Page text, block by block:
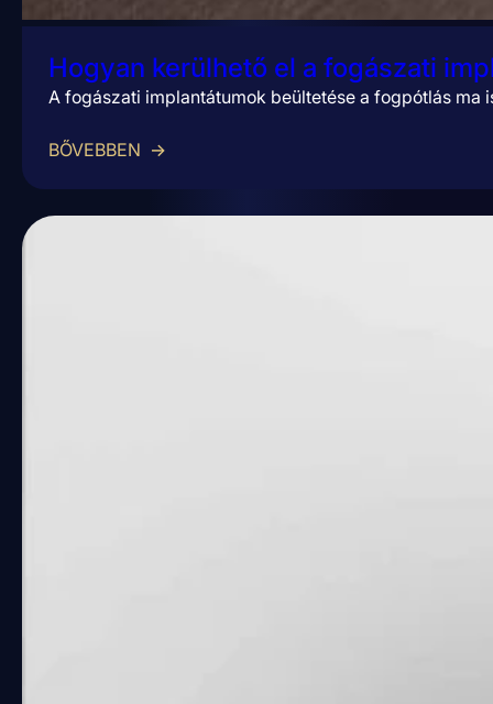
Hogyan kerülhető el a fogászati
A fogászati implantátumok beültetése a fogpótlás
BŐVEBBEN →